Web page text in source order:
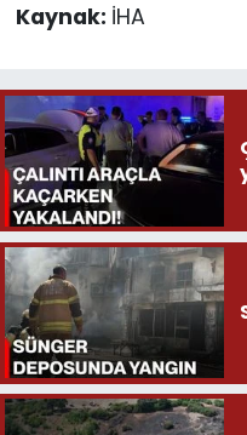
Kaynak: İHA